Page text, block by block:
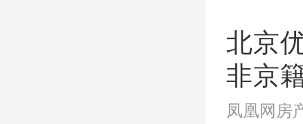
北京
非京
缴纳
凤凰网房